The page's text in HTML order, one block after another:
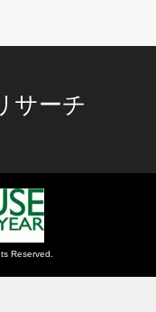
サーチ
Reserved.